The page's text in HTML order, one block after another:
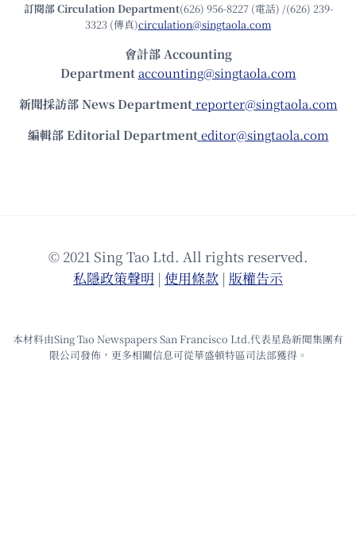
訂閱部 Circulation Department(626) 956-8227 (電話) /(626) 239-
3323 (傳真)circulation@singtaola.com
會計部 Accounting
Department accounting@singtaola.com
新聞採訪部 News Department reporter@singtaola.com
編輯部 Editorial Department editor@singtaola.com
© 2021 Sing Tao Ltd. All rights reserved.
私隱政策聲明 | 使⽤條款 | 版權告⽰
本材料由Sing Tao Newspapers San Francisco Ltd.代表星島新聞集團有
限公司發佈，更多相關信息可從華盛頓特區司法部獲得。